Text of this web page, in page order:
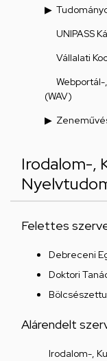
UNIPASS
Vállalati
(WAV)
Irodalom-,
Felettes
Debreceni
Doktori
Alárendelt
Irodalom-,